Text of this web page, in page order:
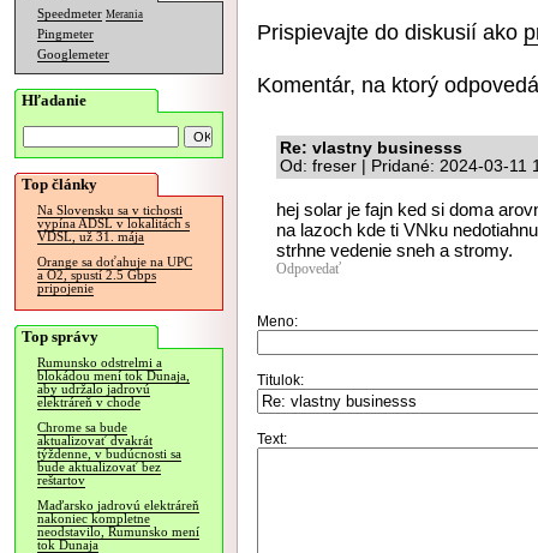
Speedmeter Merania
Pingmeter
Googlemeter
Hľadanie
Top články
Na Slovensku sa v tichosti
vypína ADSL v lokalitách s
VDSL, už 31. mája
Orange sa doťahuje na UPC
a O2, spustí 2.5 Gbps
pripojenie
Top správy
Rumunsko odstrelmi a
blokádou mení tok Dunaja,
aby udržalo jadrovú
elektráreň v chode
Chrome sa bude
aktualizovať dvakrát
týždenne, v budúcnosti sa
bude aktualizovať bez
reštartov
Maďarsko jadrovú elektráreň
nakoniec kompletne
neodstavilo, Rumunsko mení
tok Dunaja
Prispievajte do diskusií ako
Komentár, na ktorý
Re: vlastny businesss
Od: freser | Pridané: 2024-03-11
hej solar je fajn ked si doma
na lazoch kde ti VNku
strhne vedenie sneh a stromy.
Odpovedať
Meno:
Titulok:
Text: